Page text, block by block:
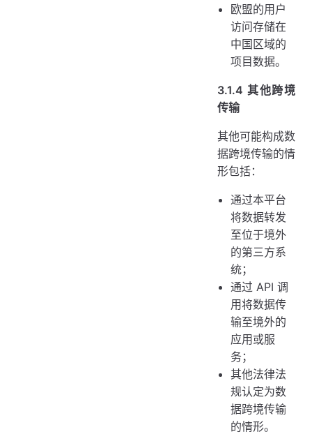
欧盟的用户
访问存储在
中国区域的
项目数据。
3.1.4 其他跨境
传输
其他可能构成数
据跨境传输的情
形包括：
通过本平台
将数据转发
至位于境外
的第三方系
统；
通过 API 调
用将数据传
输至境外的
应用或服
务；
其他法律法
规认定为数
据跨境传输
的情形。